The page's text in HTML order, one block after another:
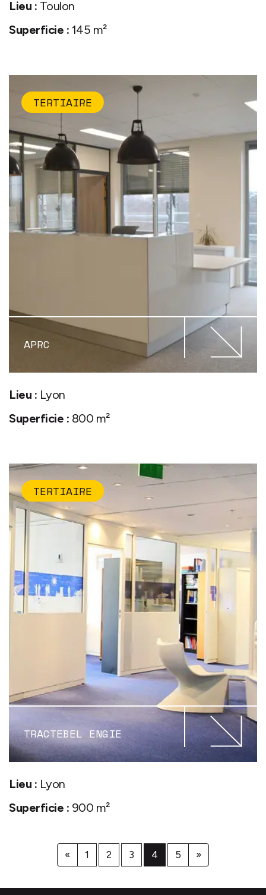
Lieu : Toulon
Superficie : 145 m²
TERTIAIRE
APRC
Lieu : Lyon
Superficie : 800 m²
TERTIAIRE
TRACTEBEL ENGIE
Lieu : Lyon
Superficie : 900 m²
« 1 2 3 4 5 »